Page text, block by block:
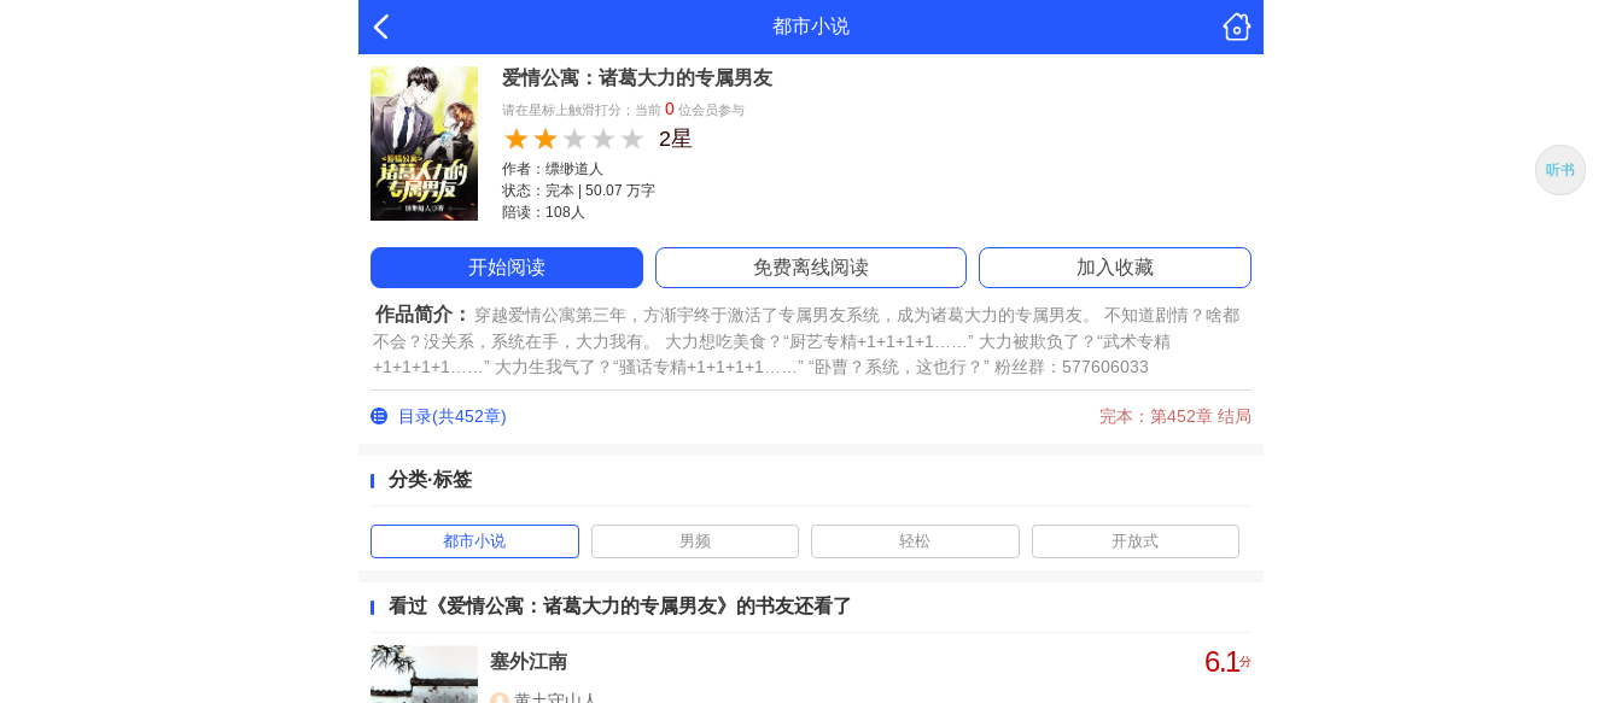
都市小说
爱情公寓：诸葛大力的专属男友
请在星标上触滑打分；当前 0 位会员参与
2星
作者：缥缈道人
状态：完本 | 50.07 万字
陪读：108人
开始阅读 免费离线阅读 加入收藏
作品简介： 穿越爱情公寓第三年，方渐宇终于激活了专属男友系统，成为诸葛大力的专属男友。 不知道剧情？啥都
不会？没关系，系统在手，大力我有。 大力想吃美食？“厨艺专精+1+1+1+1……” 大力被欺负了？“武术专精
+1+1+1+1……” 大力生我气了？“骚话专精+1+1+1+1……” “卧曹？系统，这也行？” 粉丝群：577606033
目录(共452章) 完本：第452章 结局
分类·标签
都市小说 男频 轻松 开放式
看过《爱情公寓：诸葛大力的专属男友》的书友还看了
塞外江南 6.1分
听书